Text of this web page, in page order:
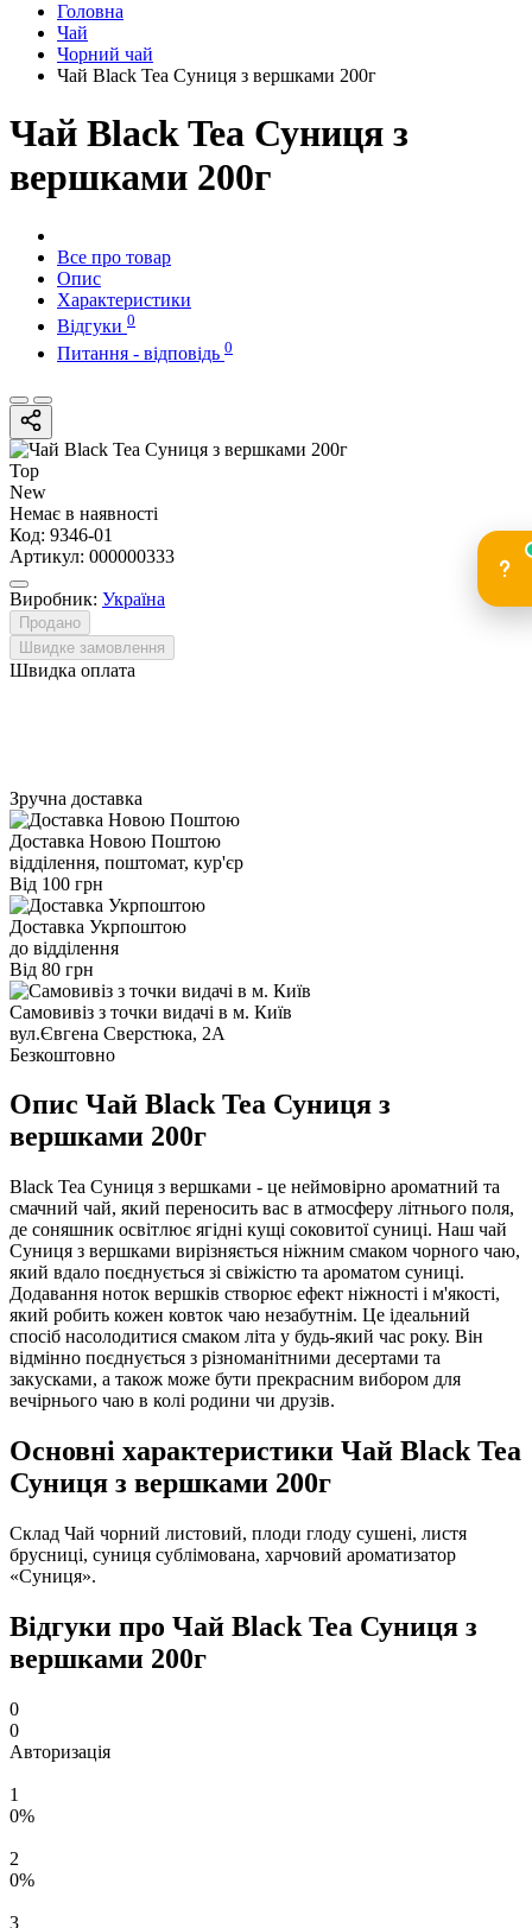
Головна
Чай
Чорний чай
Чай Black Tea Суниця з вершками 200г
Чай Black Tea Суниця з
вершками 200г
Все про товар
Опис
Характеристики
Відгуки 0
Питання - відповідь 0
Top
New
Немає в наявності
Код: 9346-01
Артикул: 000000333
Виробник: Україна
Продано
Швидке замовлення
Швидка оплата
Зручна доставка
Доставка Новою Поштою
відділення, поштомат, кур'єр
Від 100 грн
Доставка Укрпоштою
до відділення
Від 80 грн
Самовивіз з точки видачі в м. Київ
вул.Євгена Сверстюка, 2А
Безкоштовно
Опис Чай Black Tea Суниця з
вершками 200г
Black Tea Суниця з вершками - це неймовірно ароматний та
смачний чай, який переносить вас в атмосферу літнього поля,
де соняшник освітлює ягідні кущі соковитої суниці. Наш чай
Суниця з вершками вирізняється ніжним смаком чорного чаю,
який вдало поєднується зі свіжістю та ароматом суниці.
Додавання ноток вершків створює ефект ніжності і м'якості,
який робить кожен ковток чаю незабутнім. Це ідеальний
спосіб насолодитися смаком літа у будь-який час року. Він
відмінно поєднується з різноманітними десертами та
закусками, а також може бути прекрасним вибором для
вечірнього чаю в колі родини чи друзів.
Основні характеристики Чай Black Tea
Суниця з вершками 200г
Склад Чай чорний листовий, плоди глоду сушені, листя
брусниці, суниця сублімована, харчовий ароматизатор
«Суниця».
Відгуки про Чай Black Tea Суниця з
вершками 200г
0
0
Авторизація
1
0%
2
0%
3